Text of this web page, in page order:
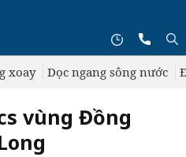
xoay Dọc ngang sông nước
vùng Đồng